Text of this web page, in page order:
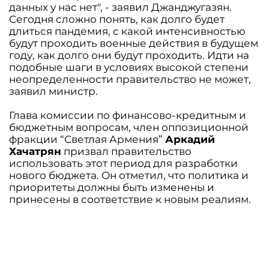
данных у нас нет", - заявил Джанджугазян.
Сегодня сложно понять, как долго будет
длиться пандемия, с какой интенсивностью
будут проходить военные действия в будущем
году, как долго они будут проходить. Идти на
подобные шаги в условиях высокой степени
неопределенности правительство не может,
заявил министр.
Глава комиссии по финансово-кредитным и
бюджетным вопросам, член оппозиционной
фракции “Светлая Армения” Аркадий
Хачатрян призвал правительство
использовать этот период для разработки
нового бюджета. Он отметил, что политика и
приоритеты должны быть изменены и
принесены в соответствие к новым реалиям.